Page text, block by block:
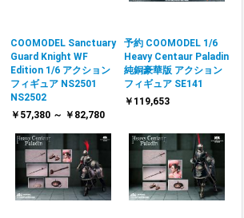
COOMODEL Sanctuary
Guard Knight WF
Edition 1/6 アクション
フィギュア NS2501
NS2502
￥57,380 ～ ￥82,780
予約 COOMODEL 1/6
Heavy Centaur Paladin
純銅豪華版 アクション
フィギュア SE141
￥119,653